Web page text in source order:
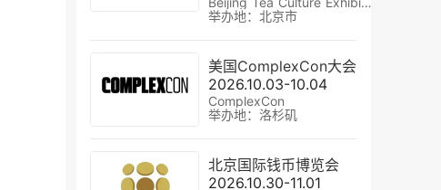
举办地：北京市
美国ComplexCon大会
2026.10.03-10.04
ComplexCon
举办地：洛杉矶
北京国际钱币博览会
2026.10.30-11.01